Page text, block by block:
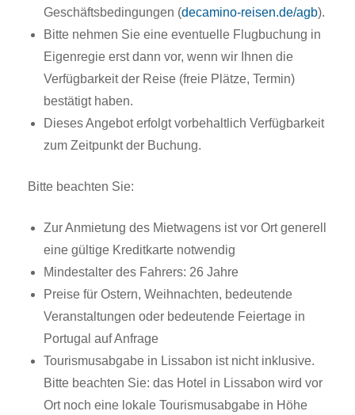
Geschäftsbedingungen (decamino-reisen.de/agb).
Bitte nehmen Sie eine eventuelle Flugbuchung in
Eigenregie erst dann vor, wenn wir Ihnen die
Verfügbarkeit der Reise (freie Plätze, Termin)
bestätigt haben.
Dieses Angebot erfolgt vorbehaltlich Verfügbarkeit
zum Zeitpunkt der Buchung.
Bitte beachten Sie:
Zur Anmietung des Mietwagens ist vor Ort generell
eine gültige Kreditkarte notwendig
Mindestalter des Fahrers: 26 Jahre
Preise für Ostern, Weihnachten, bedeutende
Veranstaltungen oder bedeutende Feiertage in
Portugal auf Anfrage
Tourismusabgabe in Lissabon ist nicht inklusive.
Bitte beachten Sie: das Hotel in Lissabon wird vor
Ort noch eine lokale Tourismusabgabe in Höhe